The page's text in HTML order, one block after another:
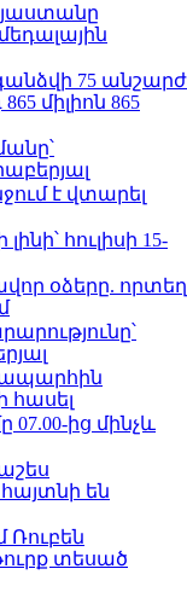
75 անշարժ
միլիոն 865
է վտարել
հուլիսի 15-
օձերը. որտեղ
հասել
07.00-ից մինչև
են
տեսած